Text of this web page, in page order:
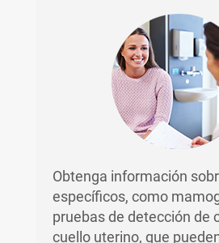
Obtenga información
específicos, como
pruebas de detección de
cuello uterino, que